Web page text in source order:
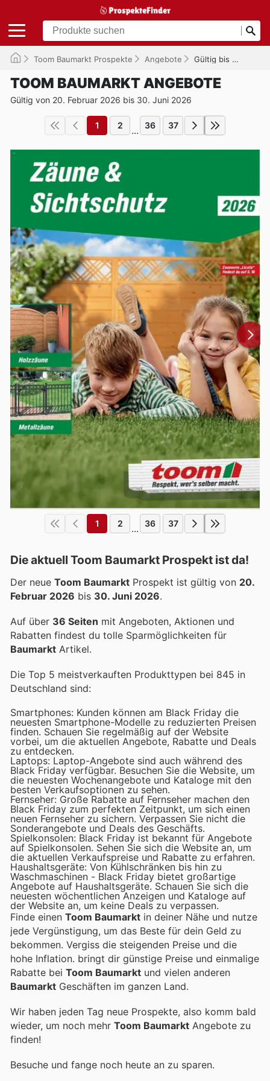
Toom Baumarkt Prospekte Angebote Gültig bis 30.06.2026
TOOM BAUMARKT ANGEBOTE
Gültig von 20. Februar 2026 bis 30. Juni 2026
1 2 ... 36 37
1 2 ... 36 37
Die aktuell Toom Baumarkt Prospekt ist da!
Der neue Toom Baumarkt Prospekt ist gültig von 20.
Februar 2026 bis 30. Juni 2026.
Auf über 36 Seiten mit Angeboten, Aktionen und
Rabatten findest du tolle Sparmöglichkeiten für
Baumarkt Artikel.
Die Top 5 meistverkauften Produkttypen bei 845 in
Deutschland sind:
Smartphones: Kunden können am Black Friday die
neuesten Smartphone-Modelle zu reduzierten Preisen
finden. Schauen Sie regelmäßig auf der Website
vorbei, um die aktuellen Angebote, Rabatte und Deals
zu entdecken.
Laptops: Laptop-Angebote sind auch während des
Black Friday verfügbar. Besuchen Sie die Website, um
die neuesten Wochenangebote und Kataloge mit den
besten Verkaufsoptionen zu sehen.
Fernseher: Große Rabatte auf Fernseher machen den
Black Friday zum perfekten Zeitpunkt, um sich einen
neuen Fernseher zu sichern. Verpassen Sie nicht die
Sonderangebote und Deals des Geschäfts.
Spielkonsolen: Black Friday ist bekannt für Angebote
auf Spielkonsolen. Sehen Sie sich die Website an, um
die aktuellen Verkaufspreise und Rabatte zu erfahren.
Haushaltsgeräte: Von Kühlschränken bis hin zu
Waschmaschinen - Black Friday bietet großartige
Angebote auf Haushaltsgeräte. Schauen Sie sich die
neuesten wöchentlichen Anzeigen und Kataloge auf
der Website an, um keine Deals zu verpassen.
Finde einen Toom Baumarkt in deiner Nähe und nutze
jede Vergünstigung, um das Beste für dein Geld zu
bekommen. Vergiss die steigenden Preise und die
hohe Inflation. bringt dir günstige Preise und einmalige
Rabatte bei Toom Baumarkt und vielen anderen
Baumarkt Geschäften im ganzen Land.
Wir haben jeden Tag neue Prospekte, also komm bald
wieder, um noch mehr Toom Baumarkt Angebote zu
finden!
Besuche und fange noch heute an zu sparen.